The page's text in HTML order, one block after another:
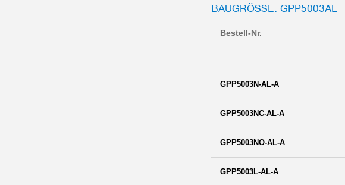
BAUGRÖSSE: GPP5003AL
Bestell-Nr.
GPP5003N-AL-A
GPP5003NC-AL-A
GPP5003NO-AL-A
GPP5003L-AL-A